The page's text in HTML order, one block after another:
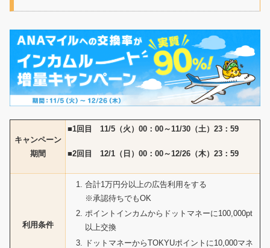
キャンペーン
期間
■1回目 11/5（火）00：00～11/30（土）23：59
■2回目 12/1（日）00：00～12/26（木）23：59
利用条件
合計1万円分以上の広告利用をする
※承認待ちでもOK
ポイントインカムからドットマネーに100,000pt
以上交換
ドットマネーからTOKYUポイントに10,000マネ